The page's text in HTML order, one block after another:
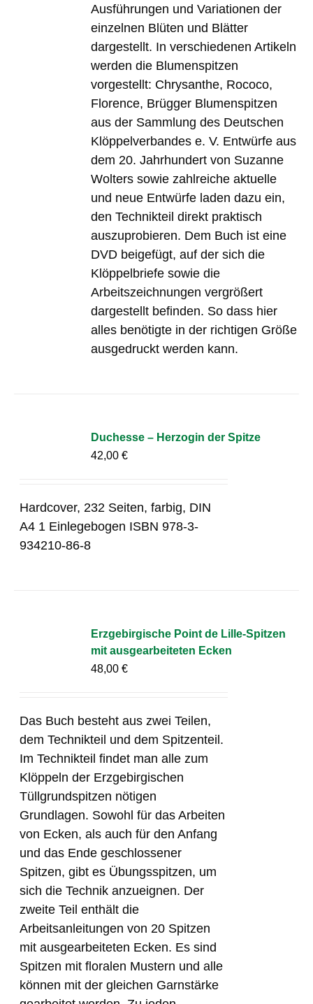
Ausführungen und Variationen der
einzelnen Blüten und Blätter
dargestellt. In verschiedenen Artikeln
werden die Blumenspitzen
vorgestellt: Chrysanthe, Rococo,
Florence, Brügger Blumenspitzen
aus der Sammlung des Deutschen
Klöppelverbandes e. V. Entwürfe aus
dem 20. Jahrhundert von Suzanne
Wolters sowie zahlreiche aktuelle
und neue Entwürfe laden dazu ein,
den Technikteil direkt praktisch
auszuprobieren. Dem Buch ist eine
DVD beigefügt, auf der sich die
Klöppelbriefe sowie die
Arbeitszeichnungen vergrößert
dargestellt befinden. So dass hier
alles benötigte in der richtigen Größe
ausgedruckt werden kann.
Duchesse – Herzogin der Spitze
42,00€
Hardcover, 232 Seiten, farbig, DIN
A4 1 Einlegebogen ISBN 978-3-
934210-86-8
Erzgebirgische Point de Lille-Spitzen
mit ausgearbeiteten Ecken
48,00€
Das Buch besteht aus zwei Teilen,
dem Technikteil und dem Spitzenteil.
Im Technikteil findet man alle zum
Klöppeln der Erzgebirgischen
Tüllgrundspitzen nötigen
Grundlagen. Sowohl für das Arbeiten
von Ecken, als auch für den Anfang
und das Ende geschlossener
Spitzen, gibt es Übungsspitzen, um
sich die Technik anzueignen. Der
zweite Teil enthält die
Arbeitsanleitungen von 20 Spitzen
mit ausgearbeiteten Ecken. Es sind
Spitzen mit floralen Mustern und alle
können mit der gleichen Garnstärke